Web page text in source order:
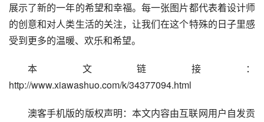
展示了新的一年的希望和幸福。每一张图片都代表着设计师
的创意和对人类生活的关注，让我们在这个特殊的日子里感
受到更多的温暖、欢乐和希望。
本文链接：
http://www.xiawashuo.com/k/34377094.html
澳客手机版的版权声明：本文内容由互联网用户自发贡